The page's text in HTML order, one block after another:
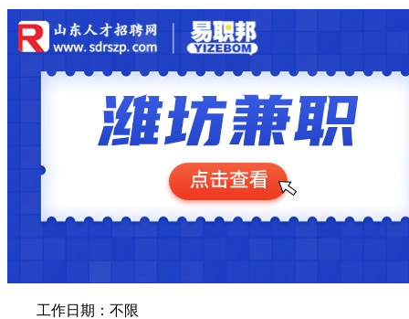
工作日期：不限